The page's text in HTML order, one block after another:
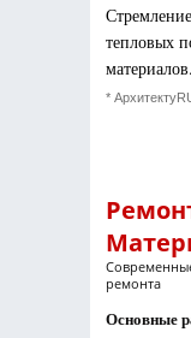
тепловых
*
ремонта
Основные